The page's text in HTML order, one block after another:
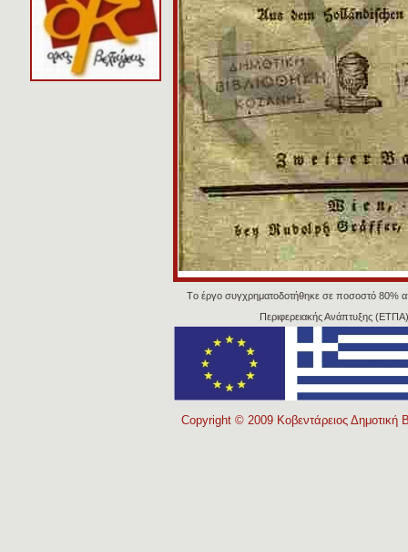
Tο έργο συγχρηματοδοτήθηκε σε ποσοστό
Περιφερειακής Ανάπτυξης
Copyright © 2009 Κοβεντάρειος Δημοτική